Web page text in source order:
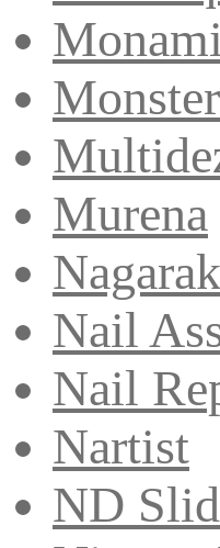
Murena
Nail
Nail
Nartist
ND